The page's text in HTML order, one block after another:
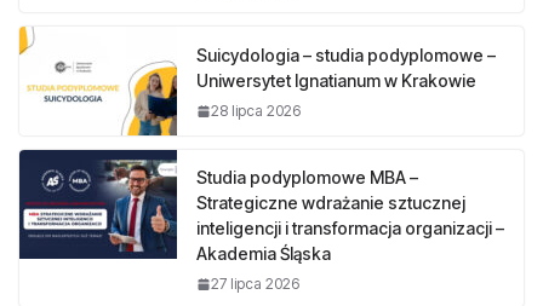
Suicydologia – studia podyplomowe –
Uniwersytet Ignatianum w Krakowie
28 lipca 2026
Studia podyplomowe MBA –
Strategiczne wdrażanie sztucznej
inteligencji i transformacja organizacji –
Akademia Śląska
27 lipca 2026